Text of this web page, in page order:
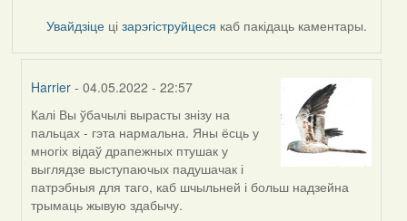
Увайдзіце цізарэгіструйцеся каб пакідаць каментары.
Harrier - 04.05.2022 - 22:57
In
reply
to
by
ZNR
Калі Вы ўбачылі вырасты знізу на
пальцах - гэта нармальна. Яны ёсць у
многіх відаў драпежных птушак у
выглядзе выступаючых падушачак і
патрэбныя для таго, каб шчыльней і больш надзейна
трымаць жывую здабычу.